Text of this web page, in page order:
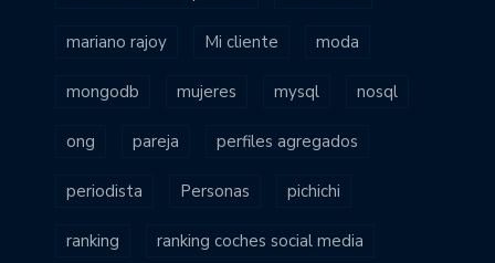
mariano rajoy Mi cliente moda
mongodb mujeres mysql nosql
ong pareja perfiles agregados
periodista Personas pichichi
ranking ranking coches social media